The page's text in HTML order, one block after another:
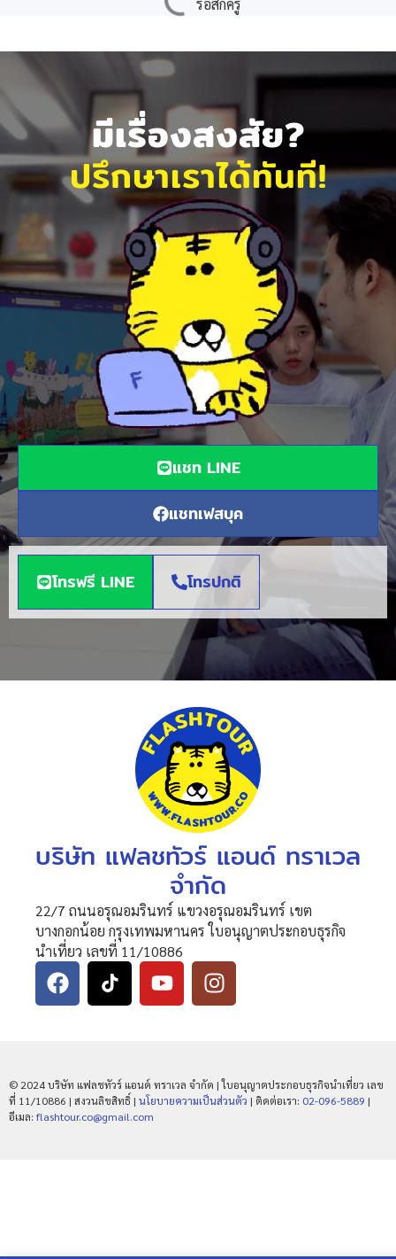
มีเรื่องสงสัย?
ปรึกษาเราได้ทันที!
แชท LINE
แชทเฟสบุค
โทรฟรี LINE โทรปกติ
บริษัท แฟลชทัวร์ แอนด์ ทราเวล
จำกัด
22/7 ถนนอรุณอมรินทร์ แขวงอรุณอมรินทร์ เขต
บางกอกน้อย กรุงเทพมหานคร ใบอนุญาตประกอบธุรกิจ
นำเที่ยว เลขที่ 11/10886
© 2024 บริษัท แฟลชทัวร์ แอนด์ ทราเวล จำกัด | ใบอนุญาตประกอบธุรกิจนำเที่ยว เลข
ที่ 11/10886 | สงวนลิขสิทธิ์ | นโยบายความเป็นส่วนตัว | ติดต่อเรา: 02-096-5889 |
อีเมล: flashtour.co@gmail.com